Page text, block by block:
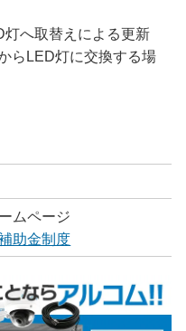
灯へ取替えによる更新
らLED灯に交換する場
ムページ
助金制度